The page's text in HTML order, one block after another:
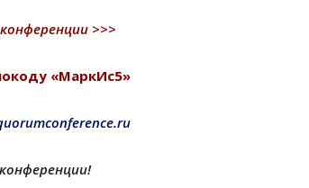
>>>
«МаркИс5»